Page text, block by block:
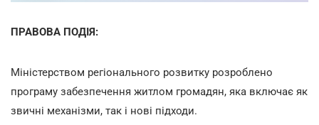
ПРАВОВА ПОДІЯ:
Міністерством регіонального розвитку розроблено
програму забезпечення житлом громадян, яка включає як
звичні механізми, так і нові підходи.